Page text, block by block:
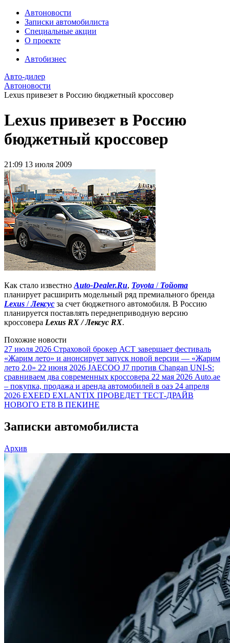
Автоновости
Записки автомобилиста
Специальные акции
О проекте
Автобизнес
Авто-дилер
Автоновости
Lexus привезет в Россию бюджетный кроссовер
Lexus привезет в Россию
бюджетный кроссовер
21:09 13 июля 2009
Как стало известно Auto-Dealer.Ru, Toyota / Тойота
планирует расширить модельный ряд премиального бренда
Lexus /Лексус за счет бюджетного автомобиля. В Россию
планируется поставлять переднеприводную версию
кроссовера Lexus RX / Лексус RX.
Похожие новости
27 июля 2026 Страховой брокер АСТ завершает фестиваль
«Жарим лето» и анонсирует запуск новой версии — «Жарим
лето 2.0» 22 июня 2026 JAECOO J7 против Changan UNI-S:
сравниваем два современных кроссовера 22 мая 2026 Auto.ae
– покупка, продажа и аренда автомобилей в оаэ 24 апреля
2026 EXEED EXLANTIX ПРОВЕДЕТ ТЕСТ-ДРАЙВ
НОВОГО ET8 В ПЕКИНЕ
Записки автомобилиста
Архив